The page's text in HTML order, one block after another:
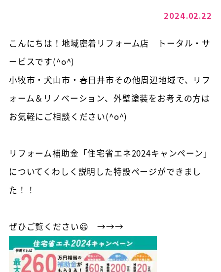
2024.02.22
こんにちは！地域密着リフォーム店 トータル・サ
ービスです(^o^)
小牧市・犬山市・春日井市その他周辺地域で、リフ
ォーム＆リノベーション、外壁塗装をお考えの方は
お気軽にご相談ください(^o^)
リフォーム補助金「住宅省エネ2024キャンペーン」
についてくわしく説明した特設ページができまし
た！！
ぜひご覧ください😃 →→→